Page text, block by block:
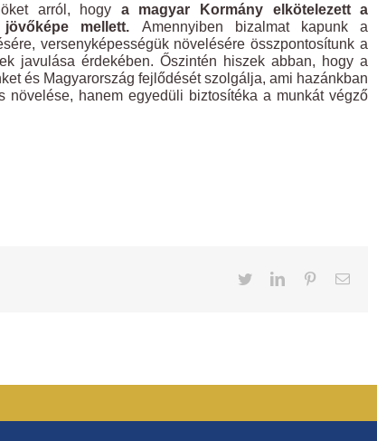
arról, hogy a magyar Kormány elkötelezett a
mellett. Amennyiben bizalmat kapunk a
versenyképességük növelésére összpontosítunk a
javulása érdekében. Őszintén hiszek abban, hogy a
és Magyarország fejlődését szolgálja, ami hazánkban
hanem egyedüli biztosítéka a munkát végző
TwitterLinkedInPinterestEmail